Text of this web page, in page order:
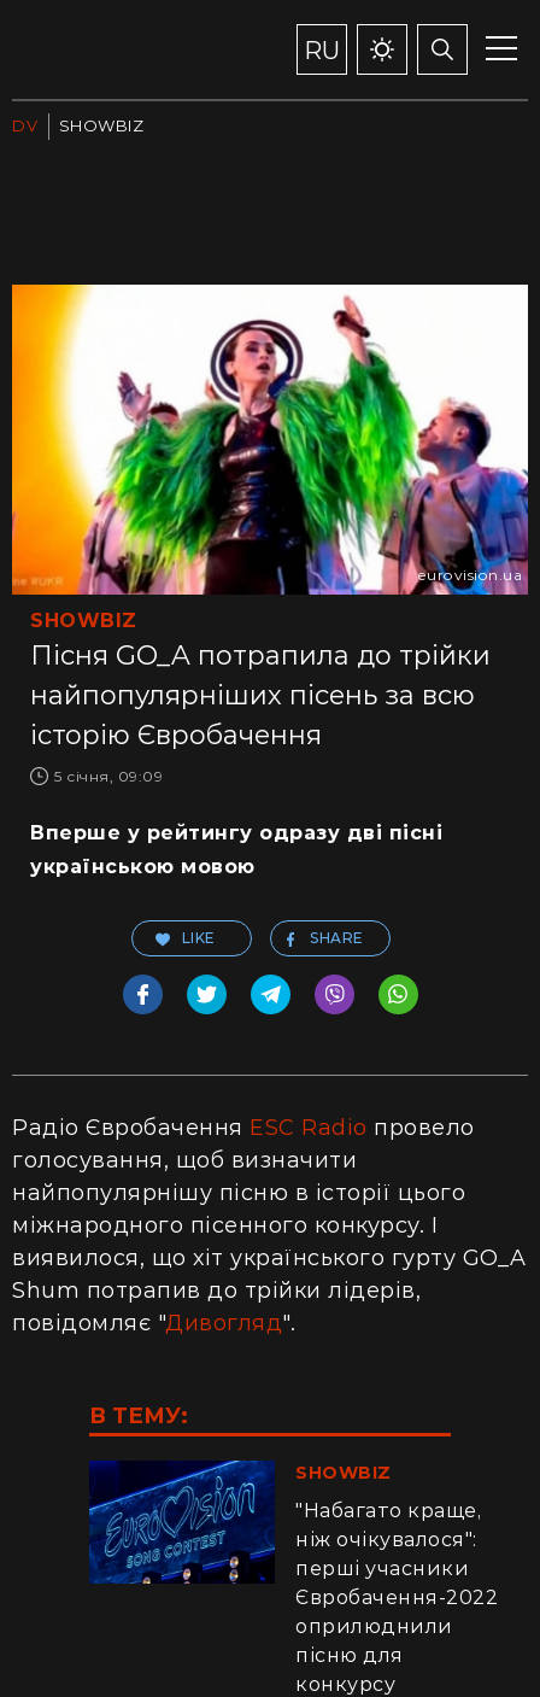
RU
DV SHOWBIZ
SHOWBIZ
Пісня GO_A потрапила до трійки
найпопулярніших пісень за всю
історію Євробачення
5 січня, 09:09
eurovision.ua
Вперше у рейтингу одразу дві пісні
українською мовою
LIKE SHARE
Радіо Євробачення ESC Radio провело
голосування, щоб визначити
найпопулярнішу пісню в історії цього
міжнародного пісенного конкурсу. І
виявилося, що хіт українського гурту GO_A
Shum потрапив до трійки лідерів,
повідомляє "Дивогляд".
В ТЕМУ:
SHOWBIZ
"Набагато краще,
ніж очікувалося":
перші учасники
Євробачення-2022
оприлюднили
пісню для
конкурсу